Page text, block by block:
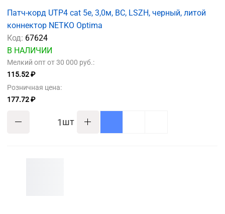
Патч-корд UTP4 cat 5e, 3,0м, ВС, LSZH, черный, литой
коннектор NETKO Optima
Код: 67624
В НАЛИЧИИ
Мелкий опт от 30 000 руб.:
115.52 ₽
Розничная цена:
177.72 ₽
шт